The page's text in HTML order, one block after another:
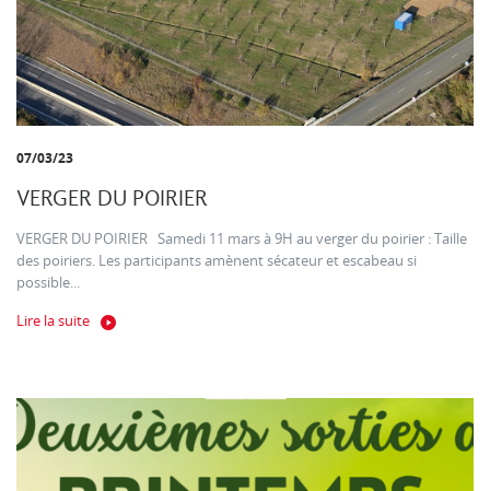
07/03/23
VERGER DU POIRIER
VERGER DU POIRIER Samedi 11 mars à 9H au verger du poirier : Taille
des poiriers. Les participants amènent sécateur et escabeau si
possible...
Lire la suite